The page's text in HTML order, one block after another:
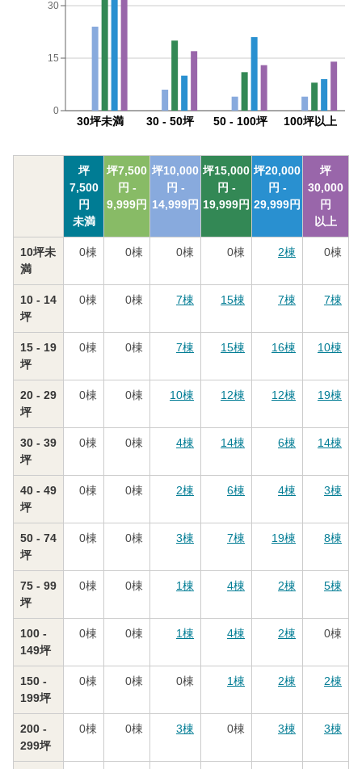
30坪未満 30 - 50坪 50 - 100坪 100坪以上
0
15
30
坪
7,500
円
未満
坪7,500
円 -
9,999円
坪10,000
円 -
14,999円
坪15,000
円 -
19,999円
坪20,000
円 -
29,999円
坪
30,000
円
以上
10坪未
満
0棟 0棟 0棟 0棟 2棟 0棟
10 - 14
坪
0棟 0棟 7棟 15棟 7棟 7棟
15 - 19
坪
0棟 0棟 7棟 15棟 16棟 10棟
20 - 29
坪
0棟 0棟 10棟 12棟 12棟 19棟
30 - 39
坪
0棟 0棟 4棟 14棟 6棟 14棟
40 - 49
坪
0棟 0棟 2棟 6棟 4棟 3棟
50 - 74
坪
0棟 0棟 3棟 7棟 19棟 8棟
75 - 99
坪
0棟 0棟 1棟 4棟 2棟 5棟
100 -
149坪
0棟 0棟 1棟 4棟 2棟 0棟
150 -
199坪
0棟 0棟 0棟 1棟 2棟 2棟
200 -
299坪
0棟 0棟 3棟 0棟 3棟 3棟